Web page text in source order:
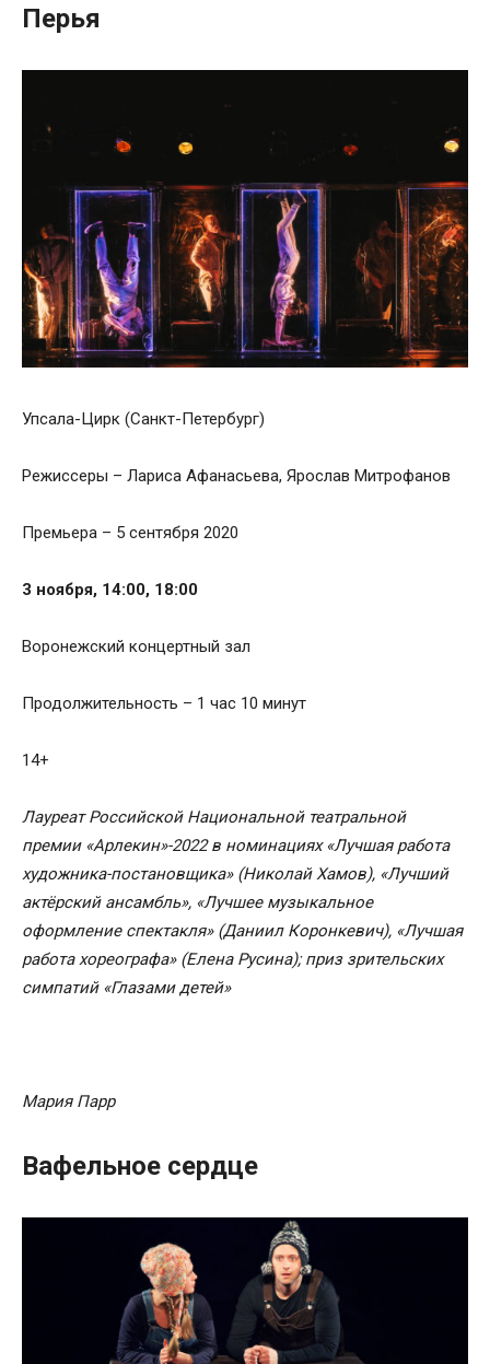
Перья
Упсала-Цирк (Санкт-Петербург)
Режиссеры – Лариса Афанасьева, Ярослав Митрофанов
Премьера – 5 сентября 2020
3 ноября, 14:00, 18:00
Воронежский концертный зал
Продолжительность – 1 час 10 минут
14+
Лауреат Российской Национальной театральной
премии «Арлекин»-2022 в номинациях «Лучшая работа
художника-постановщика» (Николай Хамов), «Лучший
актёрский ансамбль», «Лучшее музыкальное
оформление спектакля» (Даниил Коронкевич), «Лучшая
работа хореографа» (Елена Русина); приз зрительских
симпатий «Глазами детей»
Мария Парр
Вафельное сердце